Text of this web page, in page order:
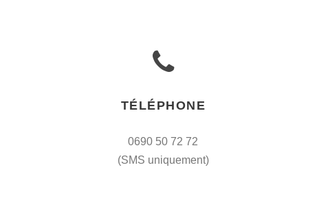
TÉLÉPHONE
0690 50 72 72
(SMS uniquement)